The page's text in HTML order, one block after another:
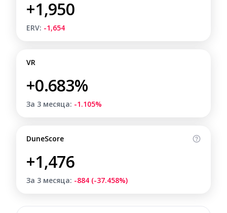
+1,950
ERV: -1,654
VR
+0.683%
За 3 месяца: -1.105%
DuneScore
+1,476
За 3 месяца: -884 (-37.458%)